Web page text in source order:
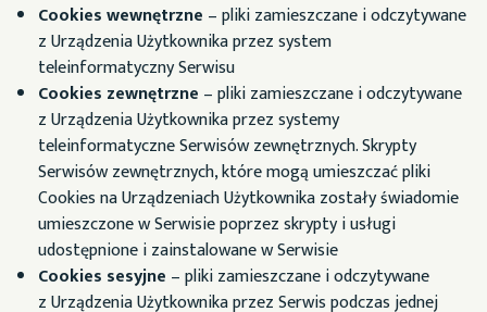
Cookies wewnętrzne – pliki zamieszczane i odczytywane
z Urządzenia Użytkownika przez system
teleinformatyczny Serwisu
Cookies zewnętrzne – pliki zamieszczane i odczytywane
z Urządzenia Użytkownika przez systemy
teleinformatyczne Serwisów zewnętrznych. Skrypty
Serwisów zewnętrznych, które mogą umieszczać pliki
Cookies na Urządzeniach Użytkownika zostały świadomie
umieszczone w Serwisie poprzez skrypty i usługi
udostępnione i zainstalowane w Serwisie
Cookies sesyjne – pliki zamieszczane i odczytywane
z Urządzenia Użytkownika przez Serwispodczas jednej